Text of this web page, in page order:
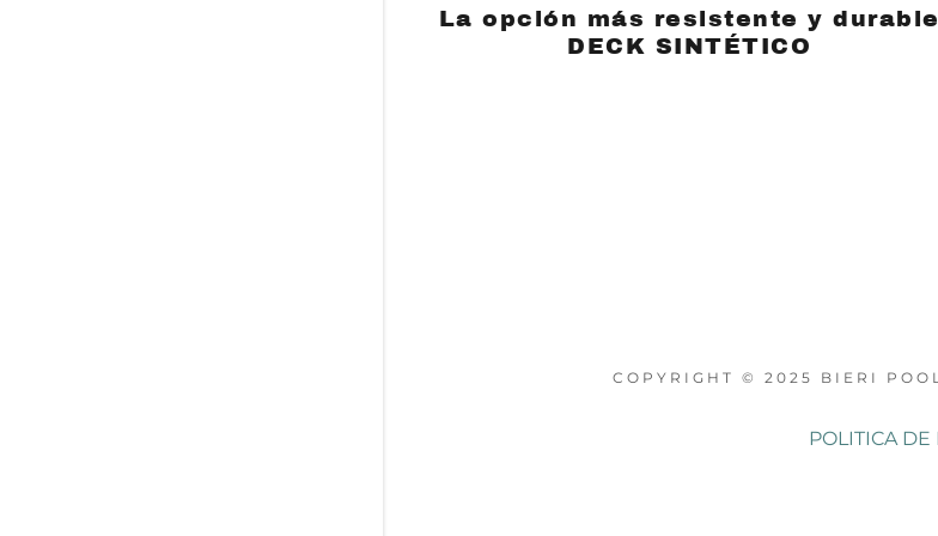
La opción más resistente y durable
DECK SINTÉTICO
COPYRIGHT © 2025 BIERI
POLITICA